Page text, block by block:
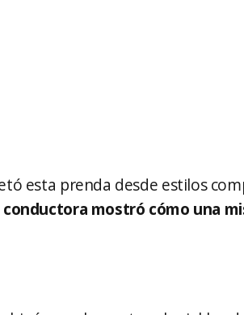
esta prenda desde estilos
conductora mostró cómo una